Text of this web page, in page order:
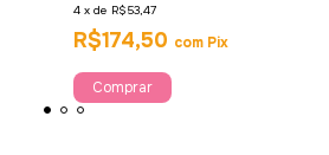
4 x de R$53,47
R$174,50 com Pix